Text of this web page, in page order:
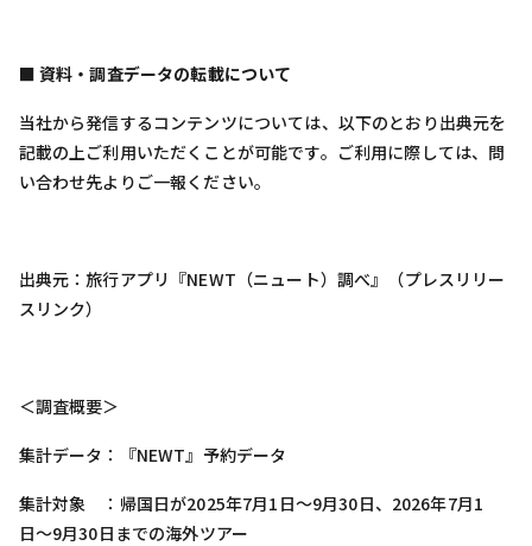
■ 資料・調査データの転載について
当社から発信するコンテンツについては、以下のとおり出典元を
記載の上ご利用いただくことが可能です。ご利用に際しては、問
い合わせ先よりご一報ください。
出典元：旅行アプリ『NEWT（ニュート）調べ』（プレスリリー
スリンク）
＜調査概要＞
集計データ：『NEWT』予約データ
集計対象 ：帰国日が2025年7月1日〜9月30日、2026年7月1
日〜9月30日までの海外ツアー